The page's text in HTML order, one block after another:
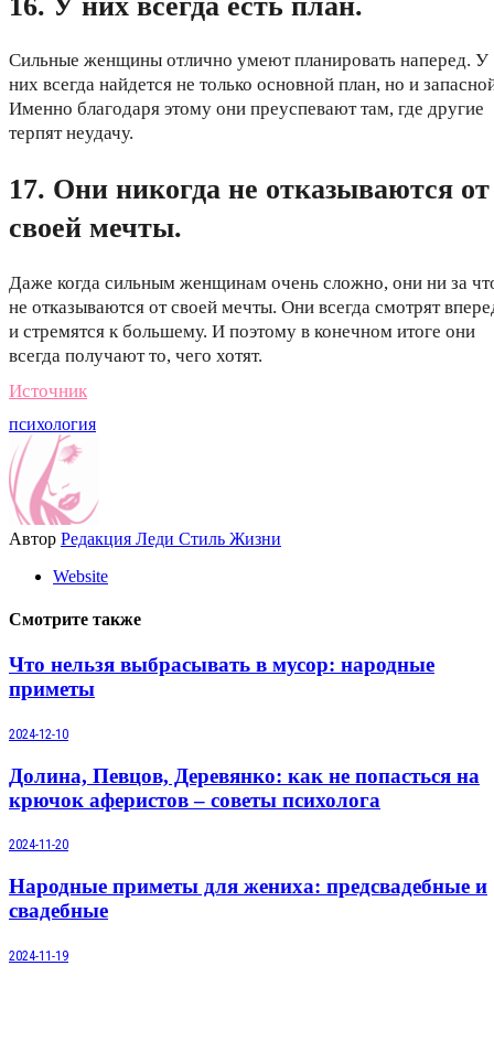
Сильные женщины отлично умеют планировать наперед. У
них всегда найдется не только основной план, но и
Именно благодаря этому они преуспевают там, где другие
терпят неудачу.
17. Они никогда не отказываются от
своей мечты.
Даже когда сильным женщинам очень сложно, они ни за
не отказываются от своей мечты. Они всегда смотрят
и стремятся к большему. И поэтому в конечном итоге они
всегда получают то, чего хотят.
Источник
психология
Автор Редакция Леди Стиль Жизни
Website
Смотрите также
Что нельзя выбрасывать в мусор: народные
приметы
2024-12-10
Долина, Певцов, Деревянко: как не попасться на
крючок аферистов – советы психолога
2024-11-20
Народные приметы для жениха: предсвадебные и
свадебные
2024-11-19